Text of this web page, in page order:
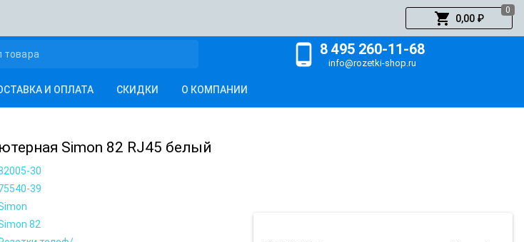
shopping_cart 0,00 ₽
0
phone_android 8 495 260-11-68
info@rozetki-shop.ru
И ОПЛАТА СКИДКИ О КОМПАНИИ
Simon 82 RJ45 белый
30
39
82